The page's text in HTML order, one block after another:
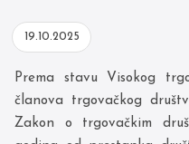
19.10.2025
Prema stavu Visokog
članova trgovačkog
Zakon o trgovačkim